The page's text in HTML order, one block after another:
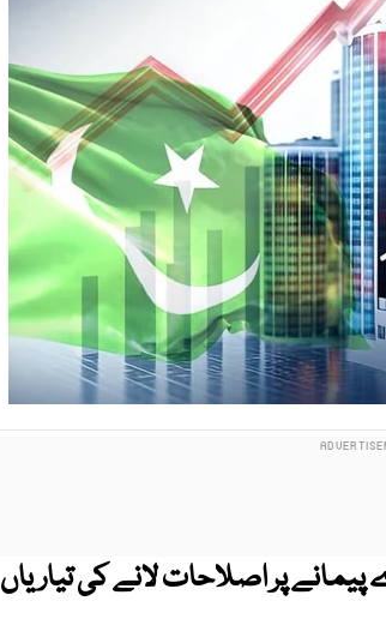
پر اصلاحات لانے کی تیاریاں